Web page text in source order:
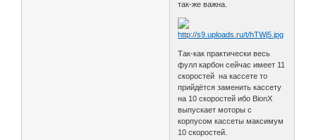
так-же важна.
Так-как практически весь
фулл карбон сейчас имеет 11
скоростей на кассете то
прийдётся заменить кассету
на 10 скоростей ибо BionX
выпускает моторы с
корпусом кассеты максимум
10 скоростей.